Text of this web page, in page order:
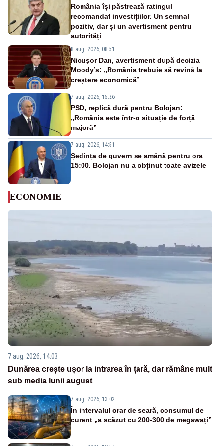
România își păstrează ratingul
recomandat investițiilor. Un semnal
pozitiv, dar și un avertisment pentru
autorități
8 aug. 2026, 08:51
Nicușor Dan, avertisment după decizia
Moody’s: „România trebuie să revină la
creștere economică”
7 aug. 2026, 15:26
PSD, replică dură pentru Bolojan:
„România este într-o situație de forță
majoră”
7 aug. 2026, 14:51
Ședința de guvern se amână pentru ora
15:00. Bolojan nu a obținut toate avizele
ECONOMIE
7 aug. 2026, 14:03
Dunărea crește ușor la intrarea în țară, dar rămâne mult
sub media lunii august
7 aug. 2026, 13:02
În intervalul orar de seară, consumul de
curent „a scăzut cu 200-300 de megawați”